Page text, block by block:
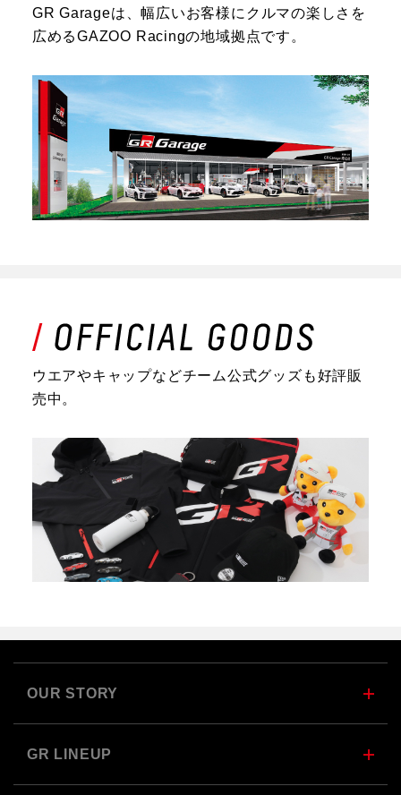
GR Garageは、幅広いお客様にクルマの楽しさを
広めるGAZOO Racingの地域拠点です。
ウエアやキャップなどチーム公式グッズも好評販
売中。
OUR STORY
GR LINEUP